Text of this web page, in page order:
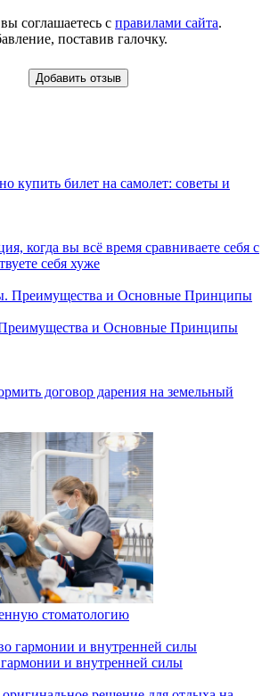
соглашаетесь с правилами сайта.
поставив галочку.
Добавить отзыв
купить билет на самолет: советы и
когда вы всё время сравниваете себя с
себя хуже
и Основные Принципы
договор дарения на земельный
стоматологию
и внутренней силы